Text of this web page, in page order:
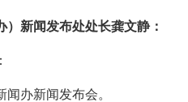
新闻发布处处长龚文静：
办新闻发布会。